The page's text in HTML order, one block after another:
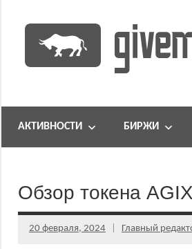
содержимому
GiveMeBit.com
портал
АКТИВНОСТИ БИРЖИ
Обзор токена
20 февраля, 2024 Главный